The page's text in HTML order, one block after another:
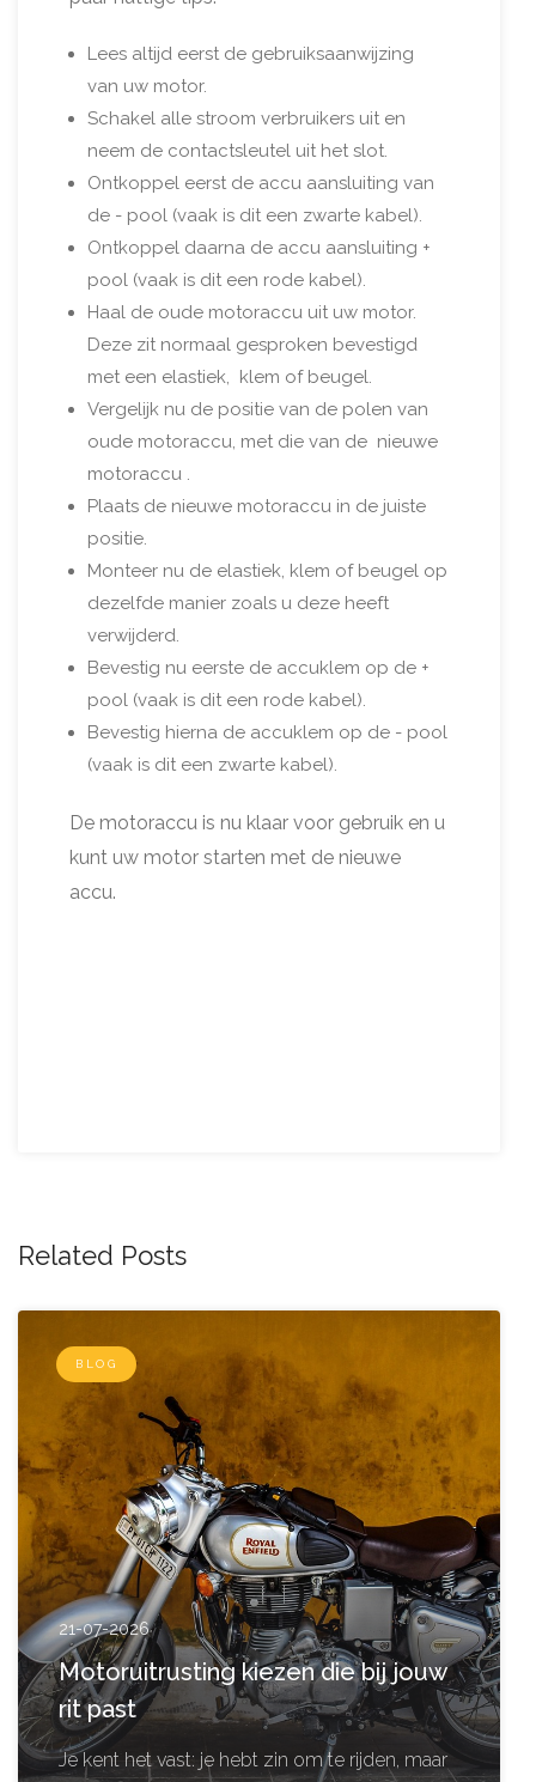
Lees altijd eerst de gebruiksaanwijzing
van uw motor.
Schakel alle stroom verbruikers uit en
neem de contactsleutel uit het slot.
Ontkoppel eerst de accu aansluiting van
de - pool (vaak is dit een zwarte kabel).
Ontkoppel daarna de accu aansluiting +
pool (vaak is dit een rode kabel).
Haal de oude motoraccu uit uw motor.
Deze zit normaal gesproken bevestigd
met een elastiek, klem of beugel.
Vergelijk nu de positie van de polen van
oude motoraccu, met die van de nieuwe
motoraccu .
Plaats de nieuwe motoraccu in de juiste
positie.
Monteer nu de elastiek, klem of beugel op
dezelfde manier zoals u deze heeft
verwijderd.
Bevestig nu eerste de accuklem op de +
pool (vaak is dit een rode kabel).
Bevestig hierna de accuklem op de - pool
(vaak is dit een zwarte kabel).
De motoraccu is nu klaar voor gebruik en u
kunt uw motor starten met de nieuwe
accu.
Related Posts
BLOG
21-07-2026
Motoruitrusting kiezen die bij jouw
rit past
Je kent het vast: je hebt zin om te rijden, maar